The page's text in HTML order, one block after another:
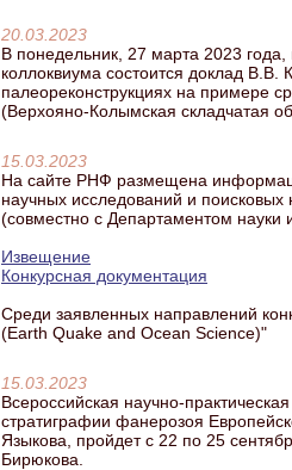
20.03.2023
В понедельник, 27 марта 2023
коллоквиума состоится доклад
палеореконструкциях на примере
(Верхояно-Колымская складчатая
15.03.2023
На сайте РНФ размещена
научных исследований и
(совместно с Департаментом науки
Извещение
Конкурсная документация
Среди заявленных направлений
(Earth Quake and Ocean Science)"
15.03.2023
Всероссийская научно-
стратиграфии фанерозоя
Языкова, пройдет с 22 по 25
Бирюкова.